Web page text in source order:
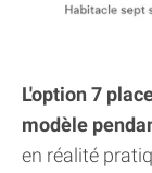
L'option 7
modèle
en réalité